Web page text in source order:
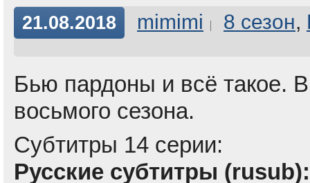
21.08.2018 mimimi 8 сезон,
Бью пардоны и всё такое.
восьмого сезона.
Субтитры 14 серии:
Русские субтитры (rusub):